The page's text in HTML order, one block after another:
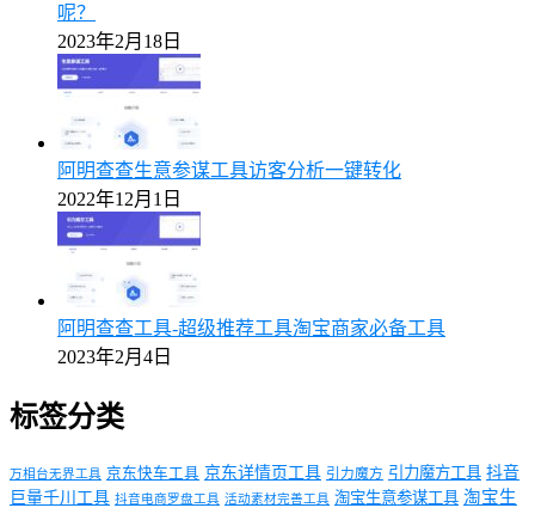
呢？
2023年2月18日
阿明查查生意参谋工具访客分析一键转化
2022年12月1日
阿明查查工具-超级推荐工具淘宝商家必备工具
2023年2月4日
标签分类
万相台无界工具 京东快车工具 京东详情页工具 引力魔方 引力魔方工具 抖音
巨量千川工具 抖音电商罗盘工具 活动素材完善工具 淘宝生意参谋工具 淘宝生